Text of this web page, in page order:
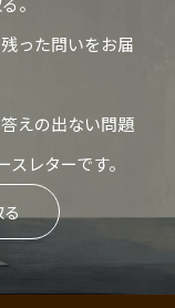
った問いをお届
えの出ない問題
レターです。